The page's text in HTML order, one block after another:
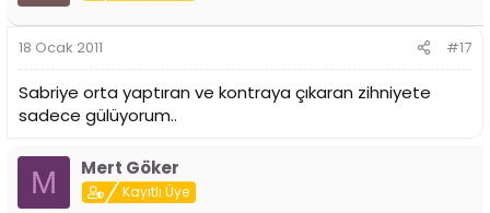
18 Ocak 2011 #17
Sabriye orta yaptıran ve kontraya çıkaran zihniyete
sadece gülüyorum..
M Mert Göker
Kayıtlı Üye